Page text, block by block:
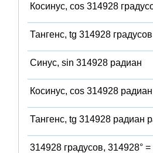
Косинус, cos 314928
Тангенс, tg 314928
Синус, sin 314928 радиан
Косинус, cos 314928 радиан
Тангенс, tg 314928 радиан
314928 градусов, 314928° =